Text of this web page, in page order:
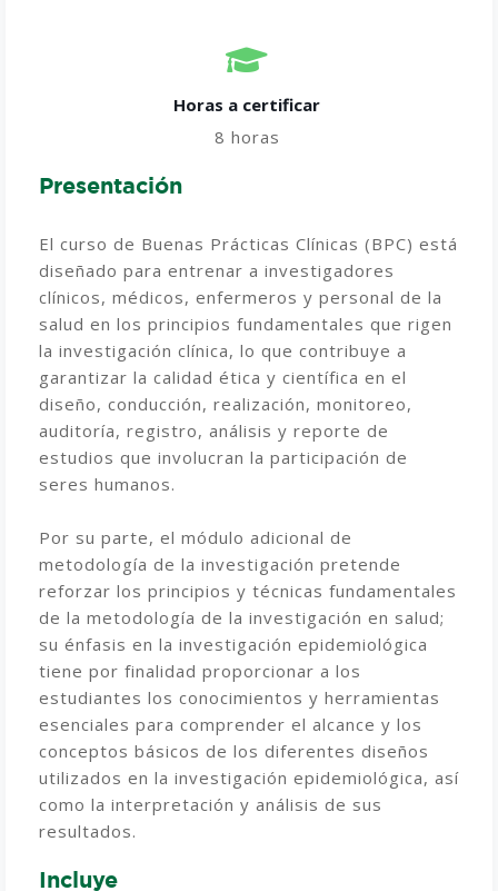
Horas a certificar​
8 horas
Presentación
El curso de Buenas Prácticas Clínicas (BPC) está
diseñado para entrenar a investigadores
clínicos, médicos, enfermeros y personal de la
salud en los principios fundamentales que rigen
la investigación clínica, lo que contribuye a
garantizar la calidad ética y científica en el
diseño, conducción, realización, monitoreo,
auditoría, registro, análisis y reporte de
estudios que involucran la participación de
seres humanos.
Por su parte, el módulo adicional de
metodología de la investigación pretende
reforzar los principios y técnicas fundamentales
de la metodología de la investigación en salud;
su énfasis en la investigación epidemiológica
tiene por finalidad proporcionar a los
estudiantes los conocimientos y herramientas
esenciales para comprender el alcance y los
conceptos básicos de los diferentes diseños
utilizados en la investigación epidemiológica, así
como la interpretación y análisis de sus
resultados.
Incluye